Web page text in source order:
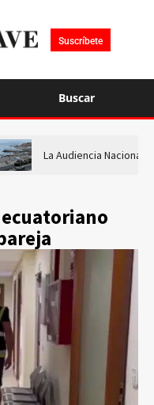
Suscríbete
Buscar
La Audiencia Nacional